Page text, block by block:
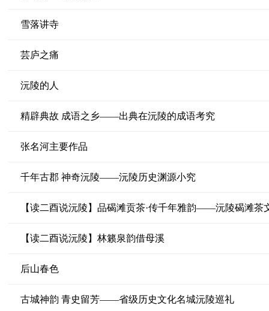
雪落讲寺
芸庐之痛
沅陵的人
精辟典故 成语之乡——出典在沅陵的成语考究
张名河主要作品
千年古郡 神奇沅陵——沅陵历史渊源小究
【读二酉说沅陵】品碣滩贡茶·传千年雅韵——沅陵碣滩茶
【读二酉说沅陵】林籁泉韵借母溪
后山春色
古城神韵 青史留芳——省级历史文化名城沅陵巡礼